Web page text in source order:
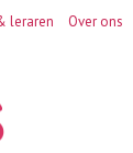
leraren Over ons